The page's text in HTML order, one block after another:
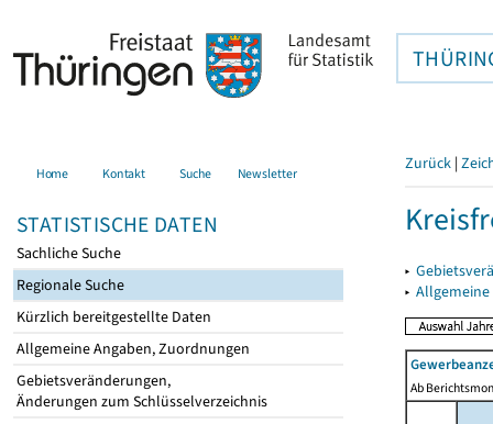
Home Kontakt Suche Newsletter
STATISTISCHE DATEN
Sachliche Suche
Regionale Suche
Kürzlich bereitgestellte Daten
Allgemeine Angaben, Zuordnungen
Gebietsveränderungen,
Änderungen zum Schlüsselverzeichnis
Zurück |
▸
▸
Ab